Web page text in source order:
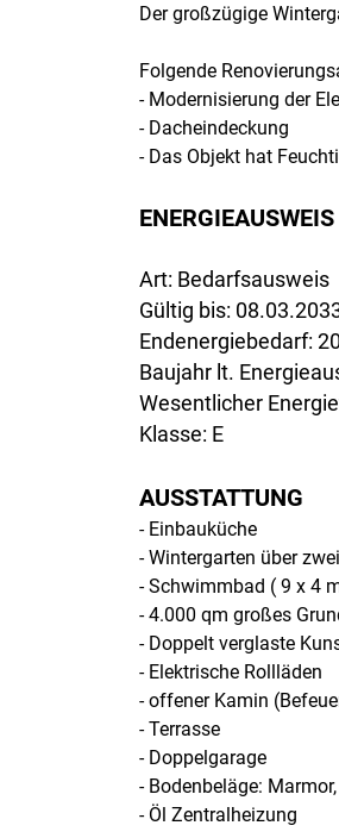
Der großzügige
Folgende
- Modernisierung der
- Dacheindeckung
- Das Objekt hat
ENERGIEAUSWEIS
Art: Bedarfsausweis
Gültig bis:
Endenergiebedarf:
Baujahr lt.
Wesentlicher
Klasse: E
AUSSTATTUNG
- Einbauküche
- Wintergarten über
- Schwimmbad ( 9 x 4
- 4.000 qm großes
- Doppelt verglaste
- Elektrische Rollläden
- offener Kamin
- Terrasse
- Doppelgarage
- Bodenbeläge:
- Öl Zentralheizung